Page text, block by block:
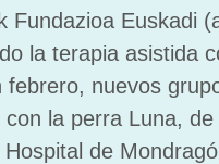
Fundazioa Euskadi
la terapia asistida
nuevos
la perra Luna, de
de